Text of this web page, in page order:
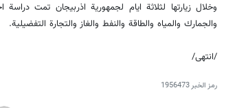
وخلال زيارتها لثلاثة ايام لجمهورية اذربيجان تمت
والجمارك والمياه والطاقة والنفط والغاز والتجارة التفضيلية.
/انتهی/
رمز الخبر1956473